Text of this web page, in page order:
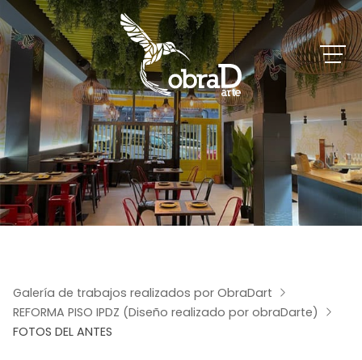
Galería de trabajos realizados por ObraDart
REFORMA PISO IPDZ (Diseño realizado por obraDarte)
FOTOS DEL ANTES